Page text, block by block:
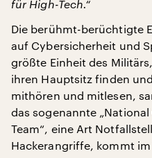
für High-Tech.“
Die berühmt-berüchtigte
auf Cybersicherheit und
größte Einheit des
ihren Hauptsitz finden
mithören und mitlesen,
das sogenannte
Team“, eine Art
Hackerangriffe, kommt im